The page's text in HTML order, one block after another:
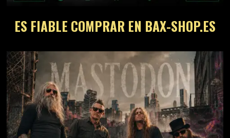
ES FIABLE COMPRAR EN BAX-SHOP.ES